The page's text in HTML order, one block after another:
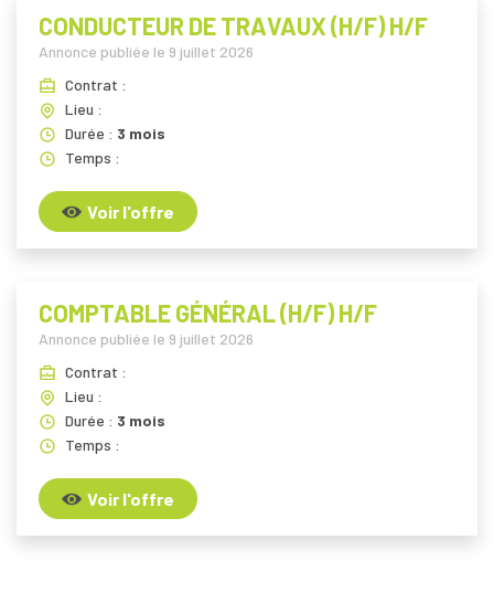
CONDUCTEUR DE TRAVAUX (H/F) H/F
Annonce publiée le 9 juillet 2026
Contrat :
Lieu :
Durée : 3 mois
Temps :
Voir l'offre
COMPTABLE GÉNÉRAL (H/F) H/F
Annonce publiée le 9 juillet 2026
Contrat :
Lieu :
Durée : 3 mois
Temps :
Voir l'offre